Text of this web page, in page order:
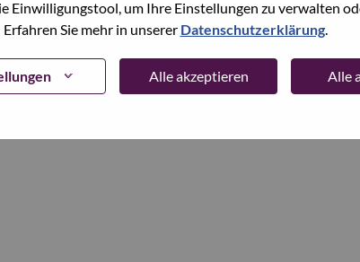
Einwilligungstool, um Ihre Einstellungen zu verwalten
Erfahren Sie mehr in unserer Datenschutzerklärung.
Alle akzeptieren Alle